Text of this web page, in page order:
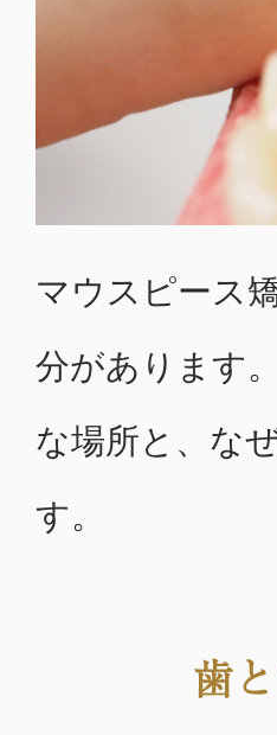
マウスピース
分があります
な場所と、な
す。
歯